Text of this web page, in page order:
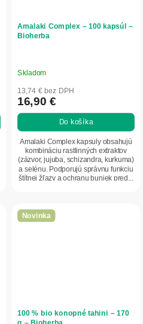
Amalaki Complex – 100 kapsúl –
Bioherba
Skladom
13,74 € bez DPH
16,90 €
Do košíka
Amalaki Complex kapsuly obsahujú
kombináciu rastlinných extraktov
(zázvor, jujuba, schizandra, kurkuma)
a selénu. Podporujú správnu funkciu
štítnej žľazy a ochranu buniek pred...
Novinka
100 % bio konopné tahini – 170